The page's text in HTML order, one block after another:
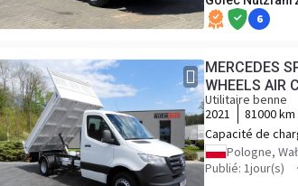
6
MERCEDES
Utilitaire benne
2021
81000 km
Capacité de
Pologne,
Publié: 1jour(s)